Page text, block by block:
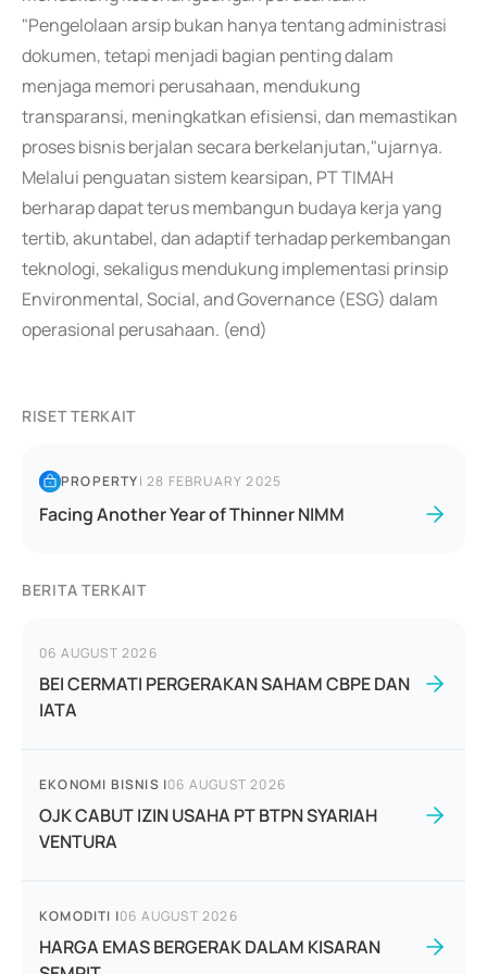
"Pengelolaan arsip bukan hanya tentang administrasi
dokumen, tetapi menjadi bagian penting dalam
menjaga memori perusahaan, mendukung
transparansi, meningkatkan efisiensi, dan memastikan
proses bisnis berjalan secara berkelanjutan,"ujarnya.
Melalui penguatan sistem kearsipan, PT TIMAH
berharap dapat terus membangun budaya kerja yang
tertib, akuntabel, dan adaptif terhadap perkembangan
teknologi, sekaligus mendukung implementasi prinsip
Environmental, Social, and Governance (ESG) dalam
operasional perusahaan. (end)
RISET TERKAIT
PROPERTY|28 FEBRUARY 2025
Facing Another Year of Thinner NIMM
BERITA TERKAIT
06 AUGUST 2026
BEI CERMATI PERGERAKAN SAHAM CBPE DAN
IATA
EKONOMI BISNIS |06 AUGUST 2026
OJK CABUT IZIN USAHA PT BTPN SYARIAH
VENTURA
KOMODITI |06 AUGUST 2026
HARGA EMAS BERGERAK DALAM KISARAN